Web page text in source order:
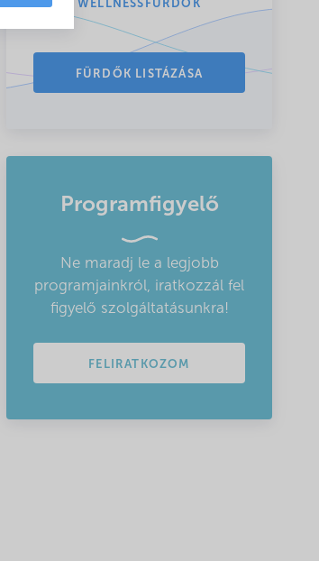
WELLNESSFÜRDŐK
FÜRDŐK LISTÁZÁSA
Programfigyelő
Ne maradj le a legjobb
programjainkról, iratkozzál fel
figyelő szolgáltatásunkra!
FELIRATKOZOM